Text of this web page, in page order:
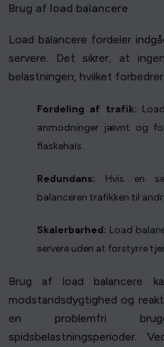
Brug af load balancere
Load balancere fordeler
servere. Det sikrer, at
belastningen, hvilket
Fordeling af trafik:
anmodninger jævnt og
flaskehals.
Redundans: Hvis en
balanceren trafikken til
Skalerbarhed: Load
servere uden at forstyrre
Brug af load balancere
modstandsdygtighed og
en problemfri
spidsbelastningsperioder.